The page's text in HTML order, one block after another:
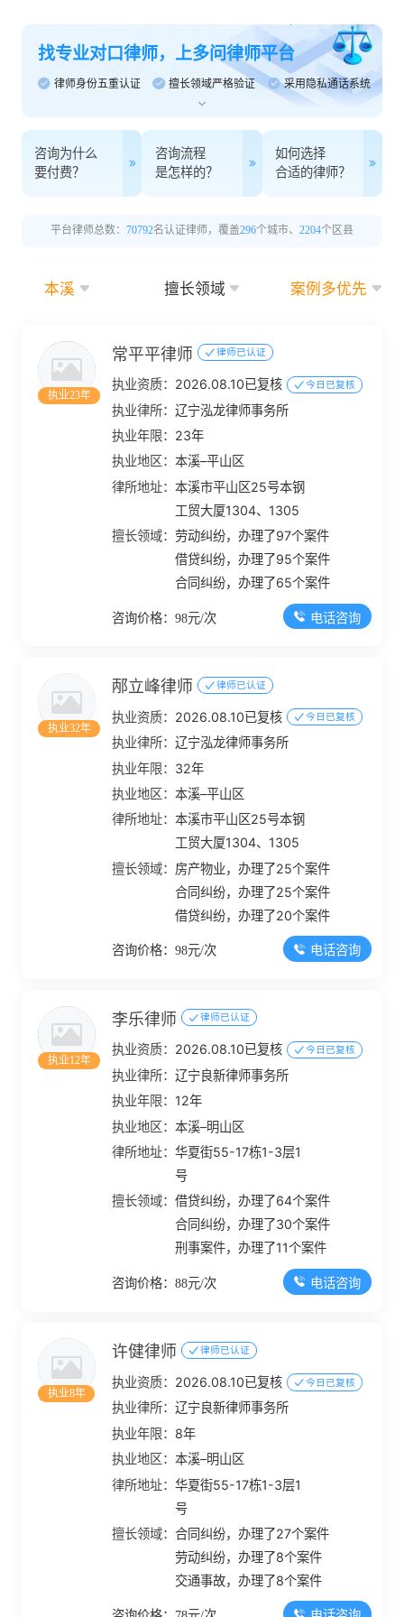
找专业对口律师，上多问律师平台
律师身份五重认证 擅长领域严格验证 采用隐私通话系统
咨询为什么
要付费？
咨询流程
是怎样的？
如何选择
合适的律师？
平台律师总数： 70792名认证律师，覆盖296个城市、 2204个区县
本溪 擅长领域 案例多优先
执业23年
常平平律师 律师已认证
执业资质： 2026.08.10已复核 今日已复核
执业律所：辽宁泓龙律师事务所
执业年限： 23年
执业地区：本溪–平山区
律所地址：本溪市平山区25号本钢
工贸大厦1304、1305
擅长领域：劳动纠纷，办理了97个案件
借贷纠纷，办理了95个案件
合同纠纷，办理了65个案件
咨询价格：98元/次 电话咨询
执业32年
邴立峰律师 律师已认证
执业资质： 2026.08.10已复核 今日已复核
执业律所：辽宁泓龙律师事务所
执业年限： 32年
执业地区：本溪–平山区
律所地址：本溪市平山区25号本钢
工贸大厦1304、1305
擅长领域： 房产物业，办理了25个案件
合同纠纷，办理了25个案件
借贷纠纷，办理了20个案件
咨询价格：98元/次 电话咨询
执业12年
李乐律师 律师已认证
执业资质： 2026.08.10已复核 今日已复核
执业律所：辽宁良新律师事务所
执业年限： 12年
执业地区：本溪–明山区
律所地址：华夏街55-17栋1-3层1
号
擅长领域：借贷纠纷，办理了64个案件
合同纠纷，办理了30个案件
刑事案件，办理了11个案件
咨询价格：88元/次 电话咨询
执业8年
许健律师 律师已认证
执业资质： 2026.08.10已复核 今日已复核
执业律所：辽宁良新律师事务所
执业年限： 8年
执业地区：本溪–明山区
律所地址：华夏街55-17栋1-3层1
号
擅长领域：合同纠纷，办理了27个案件
劳动纠纷，办理了8个案件
交通事故，办理了8个案件